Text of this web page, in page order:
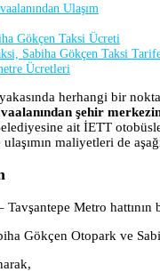
Ulaşım
Gökçen Taksi Ücreti
Sabiha Gökçen Taksi
Ücretleri
herhangi bir
şehir
ait İETT
ulaşımın maliyetleri de
Metro
Gökçen Otopark ve